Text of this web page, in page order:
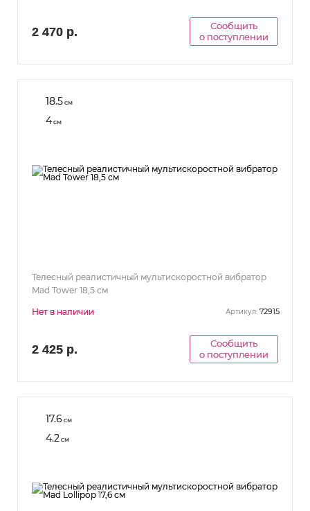
2 470 р.
Сообщить
о поступлении
18.5см
4см
Телесный реалистичный мультискоростной вибратор
Mad Tower 18,5 см
Нет в наличии Артикул: 72915
2 425 р.
Сообщить
о поступлении
17.6 см
4.2 см